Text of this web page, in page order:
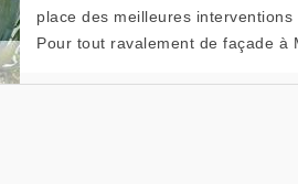
place des meilleures
Pour tout ravalement de façade à